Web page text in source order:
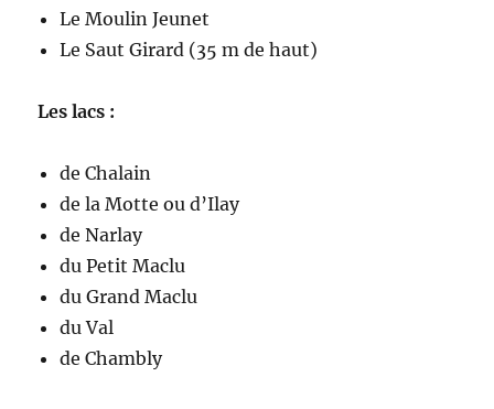
Le Moulin Jeunet
Le Saut Girard (35 m de haut)
Les lacs :
de Chalain
de la Motte ou d’Ilay
de Narlay
du Petit Maclu
du Grand Maclu
du Val
de Chambly